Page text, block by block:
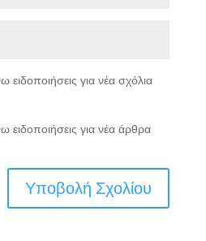
για νέα σχόλια
για νέα άρθρα